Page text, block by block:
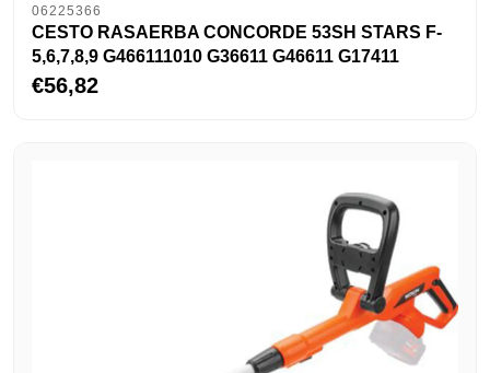
06225366
CESTO RASAERBA CONCORDE 53SH STARS F-
5,6,7,8,9 G466111010 G36611 G46611 G17411
€56,82